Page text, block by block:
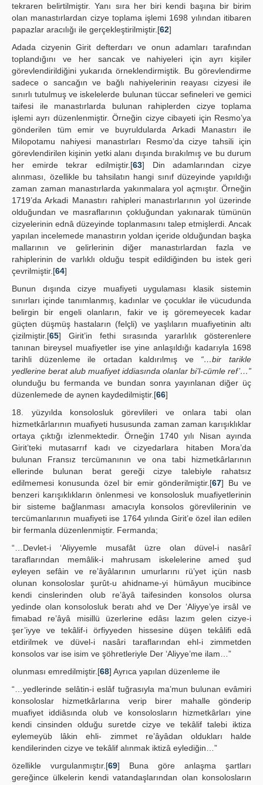
tekraren belirtilmiştir. Yanı sıra her biri kendi başına bir birim
olan manastırlardan cizye toplama işlemi 1698 yılından itibaren
papazlar aracılığı ile gerçekleştirilmiştir.[62]
Adada cizyenin Girit defterdarı ve onun adamları tarafından
toplandığını ve her sancak ve nahiyeleri için ayrı kişiler
görevlendirildiğini yukarıda örneklendirmiştik. Bu görevlendirme
sadece o sancağın ve bağlı nahiyelerinin reayası cizyesi ile
sınırlı tutulmuş ve iskelelerde bulunan tüccar sefineleri ve gemici
taifesi ile manastırlarda bulunan rahiplerden cizye toplama
işlemi ayrı düzenlenmiştir. Örneğin cizye cibayeti için Resmo’ya
gönderilen tüm emir ve buyruldularda Arkadi Manastırı ile
Milopotamu nahiyesi manastırları Resmo’da cizye tahsili için
görevlendirilen kişinin yetki alanı dışında bırakılmış ve bu durum
her emirde tekrar edilmiştir.[63] Din adamlarından cizye
alınması, özellikle bu tahsilatın hangi sınıf düzeyinde yapıldığı
zaman zaman manastırlarda yakınmalara yol açmıştır. Örneğin
1719’da Arkadi Manastırı rahipleri manastırlarının yol üzerinde
olduğundan ve masraflarının çokluğundan yakınarak tümünün
cizyelerinin ednâ düzeyinde toplanmasını talep etmişlerdi. Ancak
yapılan incelemede manastırın yoldan içeride olduğundan başka
mallarının ve gelirlerinin diğer manastırlardan fazla ve
rahiplerinin de varlıklı olduğu tespit edildiğinden bu istek geri
çevrilmiştir.[64]
Bunun dışında cizye muafiyeti uygulaması klasik sistemin
sınırları içinde tanımlanmış, kadınlar ve çocuklar ile vücudunda
belirgin bir engeli olanların, fakir ve iş göremeyecek kadar
güçten düşmüş hastaların (felçli) ve yaşlıların muafiyetinin altı
çizilmiştir.[65] Girit’in fethi sırasında yararlılık gösterenlere
tanınan bireysel muafiyetler ise yine anlaşıldığı kadarıyla 1698
tarihli düzenleme ile ortadan kaldırılmış ve “…bir tarikle
yedlerine berat alub muafiyet iddiasında olanlar bi’l-cümle ref’…”
olunduğu bu fermanda ve bundan sonra yayınlanan diğer üç
düzenlemede de aynen kaydedilmiştir.[66]
18. yüzyılda konsolosluk görevlileri ve onlara tabi olan
hizmetkârlarının muafiyeti hususunda zaman zaman karışıklıklar
ortaya çıktığı izlenmektedir. Örneğin 1740 yılı Nisan ayında
Girit’teki mutasarrıf kadı ve cizyedarlara hitaben Mora’da
bulunan Fransız tercümanının ve ona tabi hizmetkârlarının
ellerinde bulunan berat gereği cizye talebiyle rahatsız
edilmemesi konusunda özel bir emir gönderilmiştir.[67] Bu ve
benzeri karışıklıkların önlenmesi ve konsolosluk muafiyetlerinin
bir sisteme bağlanması amacıyla konsolos görevlilerinin ve
tercümanlarının muafiyeti ise 1764 yılında Girit’e özel ilan edilen
bir fermanla düzenlenmiştir. Fermanda;
“…Devlet-i ‘Aliyyemle musafât üzre olan düvel-i nasârî
taraflarından memâlik-i mahrusam iskelelerine amed şud
eyleyen sefâin ve re’âyâlarının umurlarını rü’yet içün nasb
olunan konsoloslar şurût-u ahidname-yi hümâyun mucibince
kendi cinslerinden olub re’âyâ taifesinden konsolos olursa
yedinde olan konsolosluk beratı ahd ve Der ‘Aliyye’ye irsâl ve
fimabad re’âyâ misillü üzerlerine edâsı lazım gelen cizye-i
şer’iyye ve tekâlif-i örfiyyeden hissesine düşen tekâlifi edâ
etdirilmek ve düvel-i nasâri taraflarından ehl-i zimmetden
konsolos var ise isim ve şöhretleriyle Der ‘Aliyye’me ilam…”
olunması emredilmiştir.[68] Ayrıca yapılan düzenleme ile
“…yedlerinde selâtin-i eslâf tuğrasıyla ma’mun bulunan evâmiri
konsoloslar hizmetkârlarına verip birer mahalle gönderip
muafiyet iddiâsında olub ve konsolosların hizmetkârları yine
kendi cinsinden olduğu suretde cizye ve tekâlif talebi iktiza
eylemeyüb lâkin ehli- zimmet re’âyâdan oldukları halde
kendilerinden cizye ve tekâlif alınmak iktizâ eylediğin…”
özellikle vurgulanmıştır.[69] Buna göre anlaşma şartları
gereğince ülkelerin kendi vatandaşlarından olan konsolosların